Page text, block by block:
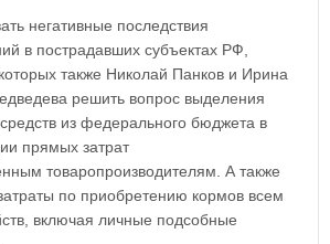
негативные последствия
в пострадавших субъектах РФ,
также Николай Панков и Ирина
решить вопрос выделения
из федерального бюджета в
прямых затрат
товаропроизводителям. А также
по приобретению кормов всем
включая личные подсобные